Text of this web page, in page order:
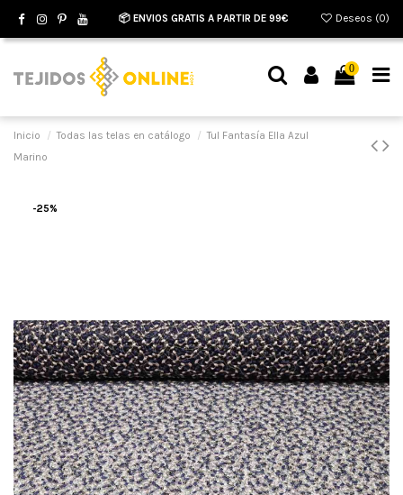
📦 ENVIOS GRATIS A PARTIR DE 99€ Deseos (0)
0
Inicio Todas las telas en catálogo
Tul Fantasía Ella Azul
Marino
-25%